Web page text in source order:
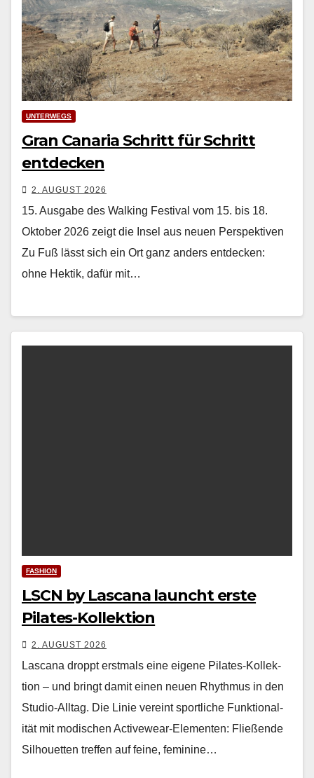
UNTERWEGS
Gran Canaria Schritt für Schritt
entdecken
2. AUGUST 2026
15. Ausgabe des Walking Festival vom 15. bis 18.
Oktober 2026 zeigt die Insel aus neuen Perspektiven
Zu Fuß lässt sich ein Ort ganz anders ent­deck­en:
ohne Hek­tik, dafür mit…
FASHION
LSCN by Lascana launcht erste
Pilates-Kollektion
2. AUGUST 2026
Las­cana droppt erst­mals eine eigene Pilates-Kollek­
tion – und bringt damit einen neuen Rhyth­mus in den
Stu­dio-All­t­ag. Die Lin­ie vere­int sportliche Funk­tion­al­
ität mit modis­chen Activewear-Ele­menten: Fließende
Sil­hou­et­ten tre­f­fen auf feine, fem­i­nine…